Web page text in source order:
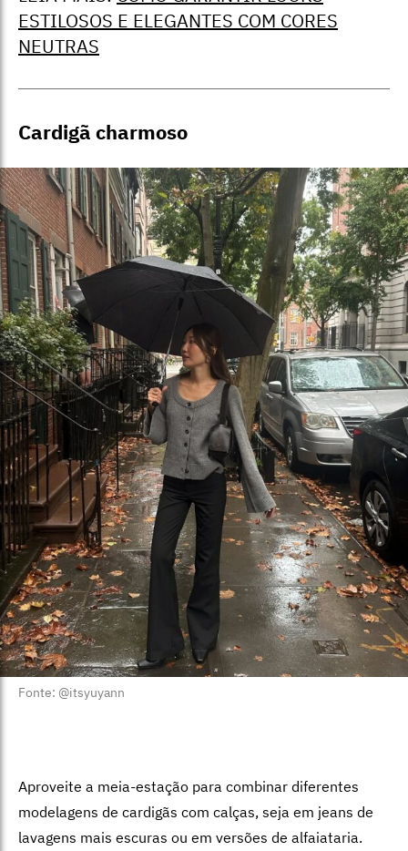
ESTILOSOS E ELEGANTES COM CORES
NEUTRAS
Cardigã charmoso
Fonte: @itsyuyann
Aproveite a meia-estação para combinar diferentes
modelagens de cardigãs com calças, seja em jeans de
lavagens mais escuras ou em versões de alfaiataria.